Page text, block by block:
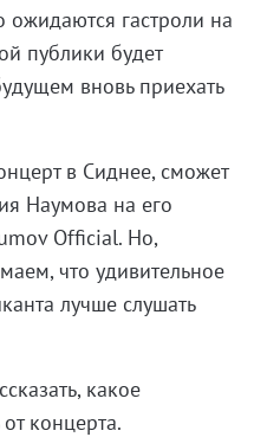
ожидаются гастроли на
публики будет
вновь приехать
в Сиднее, сможет
Наумова на его
Official. Но,
что удивительное
лучше слушать
какое
концерта.